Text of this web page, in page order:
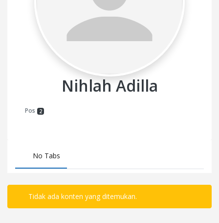
Nihlah Adilla
Pos 2
No Tabs
Tidak ada konten yang ditemukan.